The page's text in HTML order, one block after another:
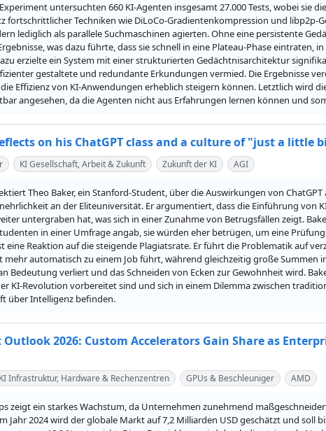
untersuchten 660 KI-Agenten insgesamt 27.000 Tests, wobei sie
fortschrittlicher Techniken wie DiLoCo-Gradientenkompression und libp2p-
lediglich als parallele Suchmaschinen agierten. Ohne eine persistente
was dazu führte, dass sie schnell in eine Plateau-Phase eintraten,
erzielte ein System mit einer strukturierten Gedächtnisarchitektur
gestaltete und redundante Erkundungen vermied. Die Ergebnisse
Effizienz von KI-Anwendungen erheblich steigern können. Letztlich wird
angesehen, da die Agenten nicht aus Erfahrungen lernen können und
on his ChatGPT class and a culture of "just a little
KI Gesellschaft, Arbeit & Zukunft Zukunft der KI AGI
Theo Baker, ein Stanford-Student, über die Auswirkungen von
an der Eliteuniversität. Er argumentiert, dass die Einführung von
untergraben hat, was sich in einer Zunahme von Betrugsfällen zeigt.
in einer Umfrage angab, sie würden eher betrügen, um eine
eine Reaktion auf die steigende Plagiatsrate. Er führt die Problematik auf
automatisch zu einem Job führt, während gleichzeitig große Summen
Bedeutung verliert und das Schneiden von Ecken zur Gewohnheit wird.
KI-Revolution vorbereitet sind und sich in einem Dilemma zwischen
über Intelligenz befinden.
Outlook 2026: Custom Accelerators Gain Share as
KI Infrastruktur, Hardware & Rechenzentren GPUs & Beschleuniger AMD
zeigt ein starkes Wachstum, da Unternehmen zunehmend
Jahr 2024 wird der globale Markt auf 7,2 Milliarden USD geschätzt und soll